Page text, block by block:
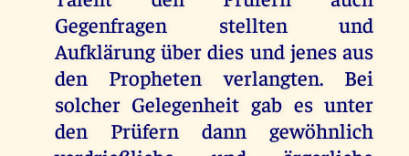
Gegenfragen stellten und
Aufklärung über dies und jenes aus
den Propheten verlangten. Bei
solcher Gelegenheit gab es unter
den Prüfern dann gewöhnlich